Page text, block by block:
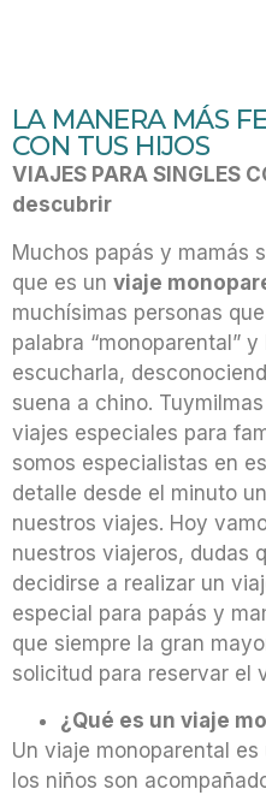
LA MANERA MÁS
CON TUS HIJOS
VIAJES PARA SINGLES
descubrir
Muchos papás y mamás
que es un viaje
muchísimas personas
palabra “monoparental”
escucharla,
suena a chino.
viajes especiales para
somos especialistas en
detalle desde el minuto
nuestros viajes. Hoy
nuestros viajeros, dudas
decidirse a realizar un
especial para papás y
que siempre la gran
solicitud para reservar el
¿Qué es un viaje
Un viaje monoparental
los niños son